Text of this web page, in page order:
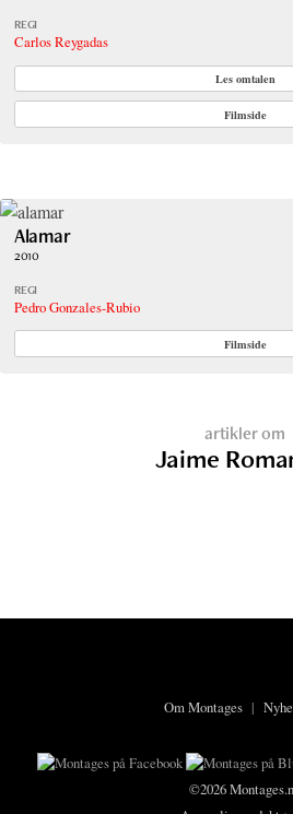
REGI
Carlos Reygadas
Les omtalen
Filmside
Alamar
2010
REGI
Pedro Gonzales-Rubio
Filmside
artikler om
Jaime
Om Montages|
©2026